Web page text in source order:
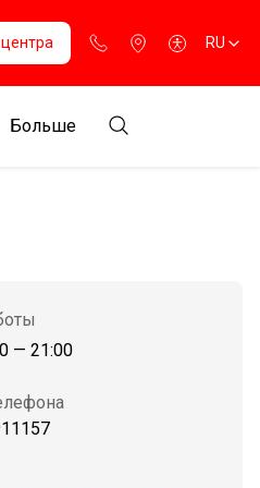
RU
Больше
— 21:00